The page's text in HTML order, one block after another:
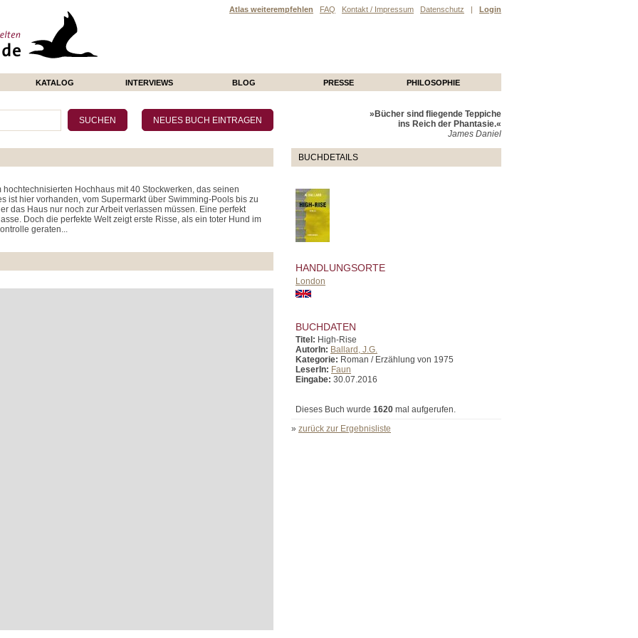
Atlas weiterempfehlen FAQ Kontakt / Impressum Datenschutz | Login
KATALOG INTERVIEWS BLOG PRESSE PHILOSOPHIE
Hochhaus mit 40 Stockwerken, das seinen
ist hier vorhanden, vom Supermarkt über Swimming-Pools bis zu
das Haus nur noch zur Arbeit verlassen müssen. Eine perfekt
Doch die perfekte Welt zeigt erste Risse, als ein toter Hund im
geraten...
»Bücher sind fliegende Teppiche
ins Reich der Phantasie.«
James Daniel
BUCHDETAILS
HANDLUNGSORTE
London
BUCHDATEN
Titel: High-Rise
AutorIn: Ballard, J.G.
Kategorie: Roman / Erzählung von 1975
LeserIn: Faun
Eingabe: 30.07.2016
Dieses Buch wurde 1620 mal aufgerufen.
» zurück zur Ergebnisliste